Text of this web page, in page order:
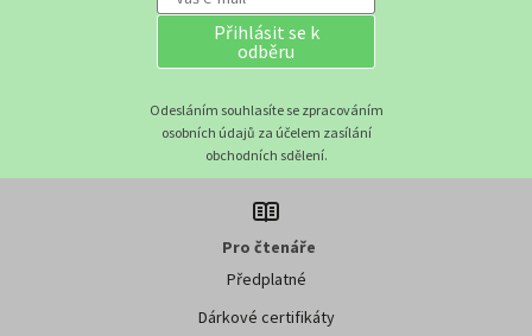
Přihlásit se k
odběru
Odesláním souhlasíte se zpracováním
osobních údajů za účelem zasílání
obchodních sdělení.
Pro čtenáře
Předplatné
Dárkové certifikáty